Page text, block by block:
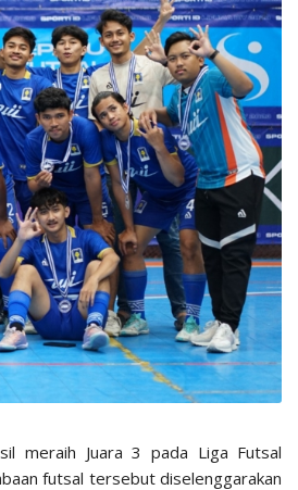
meraih Juara 3 pada Liga Futsal
futsal tersebut diselenggarakan